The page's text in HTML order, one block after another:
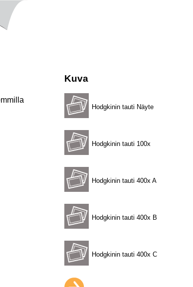
Kuva
Hodgkinin tauti Näyte
Hodgkinin tauti 100x
Hodgkinin tauti 400x A
Hodgkinin tauti 400x B
Hodgkinin tauti 400x C